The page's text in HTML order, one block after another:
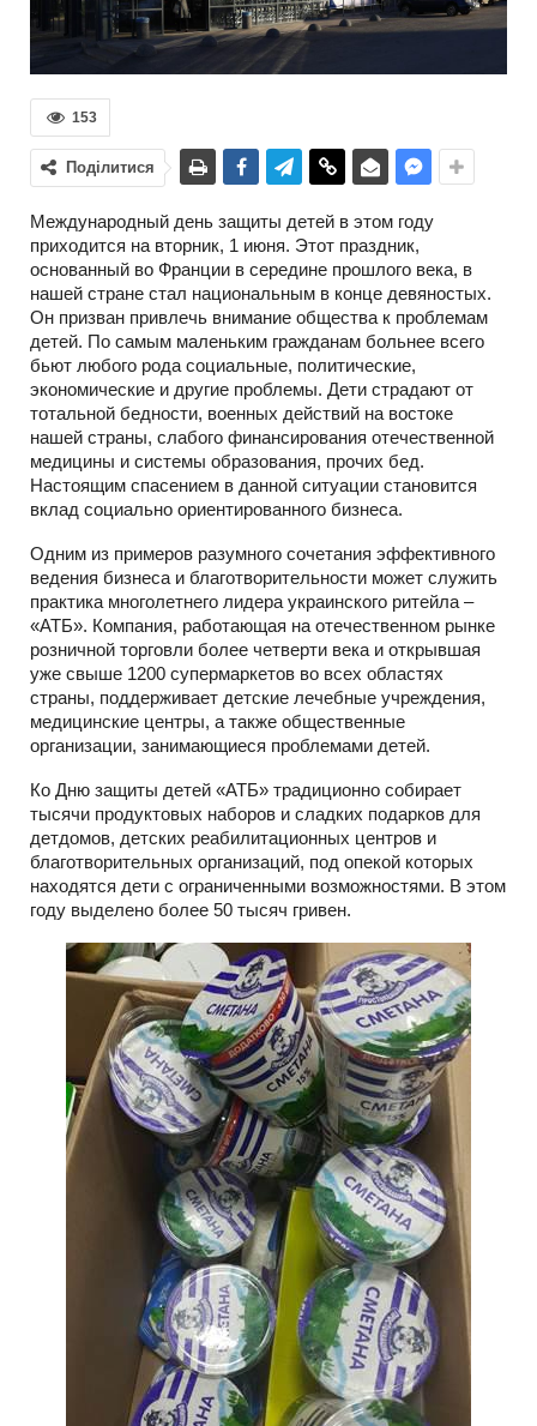
153
Поділитися
Международный день защиты детей в этом году
приходится на вторник, 1 июня. Этот праздник,
основанный во Франции в середине прошлого века, в
нашей стране стал национальным в конце девяностых.
Он призван привлечь внимание общества к проблемам
детей. По самым маленьким гражданам больнее всего
бьют любого рода социальные, политические,
экономические и другие проблемы. Дети страдают от
тотальной бедности, военных действий на востоке
нашей страны, слабого финансирования отечественной
медицины и системы образования, прочих бед.
Настоящим спасением в данной ситуации становится
вклад социально ориентированного бизнеса.
Одним из примеров разумного сочетания эффективного
ведения бизнеса и благотворительности может служить
практика многолетнего лидера украинского ритейла –
«АТБ». Компания, работающая на отечественном рынке
розничной торговли более четверти века и открывшая
уже свыше 1200 супермаркетов во всех областях
страны, поддерживает детские лечебные учреждения,
медицинские центры, а также общественные
организации, занимающиеся проблемами детей.
Ко Дню защиты детей «АТБ» традиционно собирает
тысячи продуктовых наборов и сладких подарков для
детдомов, детских реабилитационных центров и
благотворительных организаций, под опекой которых
находятся дети с ограниченными возможностями. В этом
году выделено более 50 тысяч гривен.